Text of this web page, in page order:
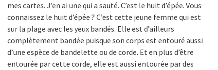
mes cartes. J’en ai une qui a sauté. C’est le huit d’épée. Vous
connaissez le huit d’épée ? C’est cette jeune femme qui est
sur la plage avec les yeux bandés. Elle est d’ailleurs
complètement bandée puisque son corps est entouré aussi
d’une espèce de bandelette ou de corde. Et en plus d’être
entourée par cette corde, elle est aussi entourée par des